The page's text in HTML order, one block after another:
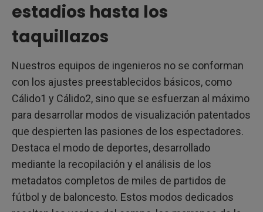
estadios hasta los
taquillazos
Nuestros equipos de ingenieros no se conforman
con los ajustes preestablecidos básicos, como
Cálido1 y Cálido2, sino que se esfuerzan al máximo
para desarrollar modos de visualización patentados
que despierten las pasiones de los espectadores.
Destaca el modo de deportes, desarrollado
mediante la recopilación y el análisis de los
metadatos completos de miles de partidos de
fútbol y de baloncesto. Estos modos dedicados